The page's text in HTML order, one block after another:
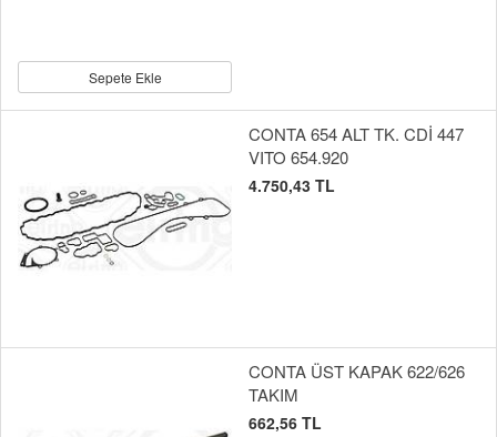
Sepete Ekle
CONTA 654 ALT TK. CDİ 447
VITO 654.920
4.750,43 TL
CONTA ÜST KAPAK 622/626
TAKIM
662,56 TL